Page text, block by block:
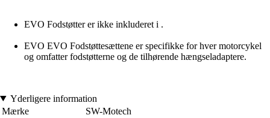
EVO Fodstøtter er ikke inkluderet i .
EVO EVO Fodstøttesættene er specifikke for hver motorcykel
og omfatter fodstøtterne og de tilhørende hængseladaptere.
Yderligere information
Mærke
SW-Motech